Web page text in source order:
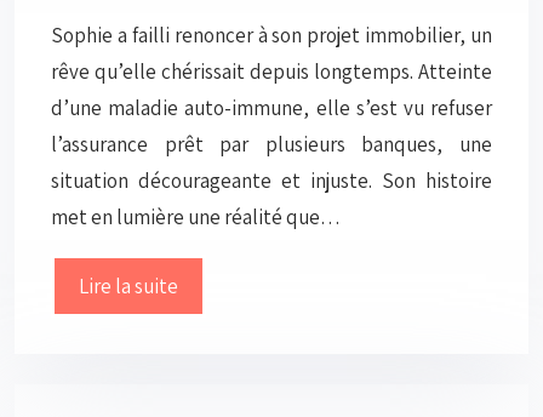
Sophie a failli renoncer à son projet immobilier, un
rêve qu’elle chérissait depuis longtemps. Atteinte
d’une maladie auto-immune, elle s’est vu refuser
l’assurance prêt par plusieurs banques, une
situation décourageante et injuste. Son histoire
met en lumière une réalité que…
Lire la suite